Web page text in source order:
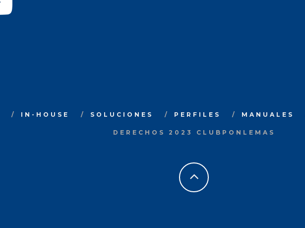
IN-HOUSE SOLUCIONES PERFILES MANUALES
DERECHOS 2023 CLUBPONLEMAS